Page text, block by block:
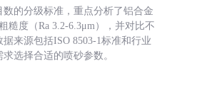
的分级标准，重点分析了铝合金
糙度（Ra 3.2-6.3μm），并对比不
来源包括ISO 8503-1标准和行业
选择合适的喷砂参数。